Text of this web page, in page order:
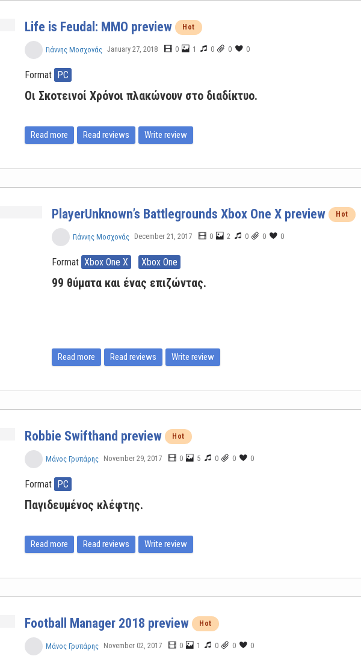
Life is Feudal: MMO preview Hot
Γιάννης Μοσχονάς January 27, 2018 0 1 0 0 0
Format PC
Οι Σκοτεινοί Χρόνοι πλακώνουν στο διαδίκτυο.
Read more Read reviews Write review
PlayerUnknown’s Battlegrounds Xbox One X preview Hot
Γιάννης Μοσχονάς December 21, 2017 0 2 0 0 0
Format Xbox One X Xbox One
99 θύματα και ένας επιζώντας.
Read more Read reviews Write review
Robbie Swifthand preview Hot
Μάνος Γρυπάρης November 29, 2017 0 5 0 0 0
Format PC
Παγιδευμένος κλέφτης.
Read more Read reviews Write review
Football Manager 2018 preview Hot
Μάνος Γρυπάρης November 02, 2017 0 1 0 0 0